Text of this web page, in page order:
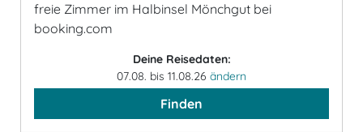
freie Zimmer im Halbinsel Mönchgut bei
booking.com
Deine Reisedaten:
07.08. bis 11.08.26 ändern
Finden